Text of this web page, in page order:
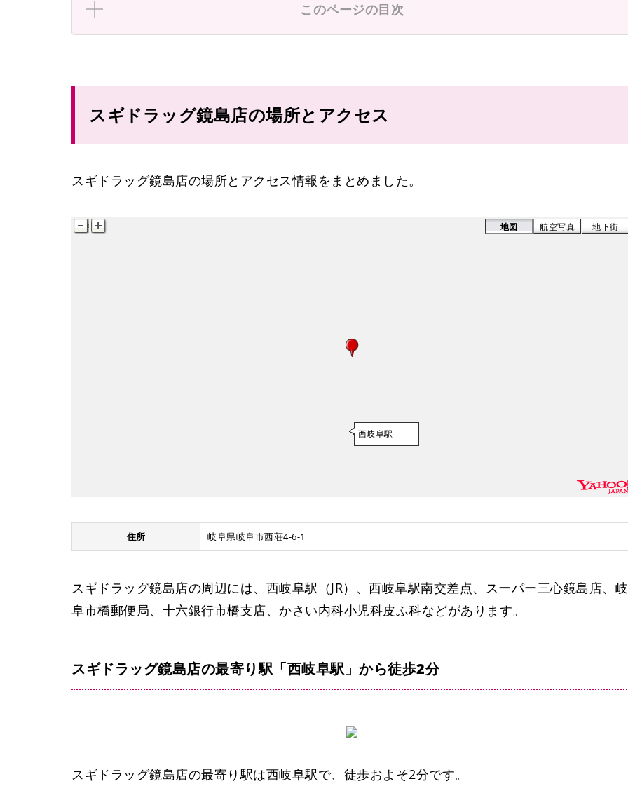
このページの目次
スギドラッグ鏡島店の場所とアクセス
スギドラッグ鏡島店の場所とアクセス情報をまとめました。
西岐阜駅
地図 航空写真 地下街
住所 岐阜県岐阜市西荘4-6-1
スギドラッグ鏡島店の周辺には、西岐阜駅（JR）、西岐阜駅南交差点、スーパー三心鏡島店、岐
阜市橋郵便局、十六銀行市橋支店、かさい内科小児科皮ふ科などがあります。
スギドラッグ鏡島店の最寄り駅「西岐阜駅」から徒歩2分
スギドラッグ鏡島店の最寄り駅は西岐阜駅で、徒歩およそ2分です。